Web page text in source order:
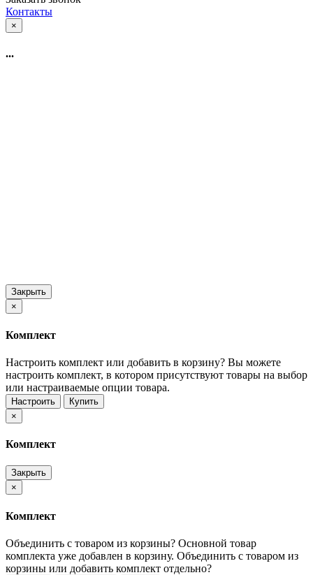
Контакты
×
...
Закрыть
×
Комплект
Настроить комплект или добавить в корзину? Вы можете
настроить комплект, в котором присутствуют товары на выбор
или настраиваемые опции товара.
Настроить
Купить
×
Комплект
Закрыть
×
Комплект
Объединить с товаром из корзины? Основной товар
комплекта уже добавлен в корзину. Объединить с товаром из
корзины или добавить комплект отдельно?